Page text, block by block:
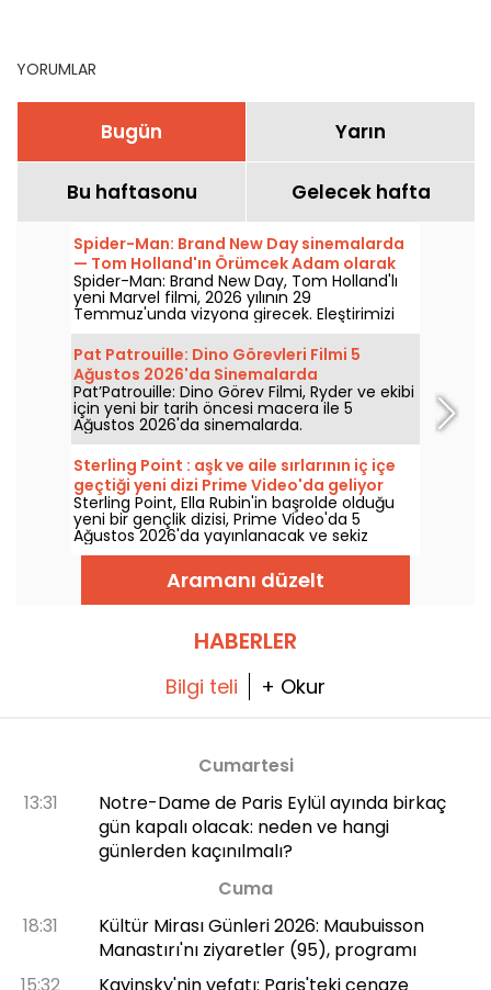
YORUMLAR
Bugün Yarın
Bu haftasonu Gelecek hafta
Spider-Man: Brand New Day sinemalarda
— Tom Holland'ın Örümcek Adam olarak
dönüşüne dair spoiler içermeyen
incelememiz
Spider-Man: Brand New Day, Tom Holland'lı
yeni Marvel filmi, 2026 yılının 29
Temmuz'unda vizyona girecek. Eleştirimizi
keşfedin!
Pat Patrouille: Dino Görevleri Filmi 5
Ağustos 2026'da Sinemalarda
Pat’Patrouille: Dino Görev Filmi, Ryder ve ekibi
için yeni bir tarih öncesi macera ile 5
Ağustos 2026'da sinemalarda.
Sterling Point : aşk ve aile sırlarının iç içe
geçtiği yeni dizi Prime Video'da geliyor
Sterling Point, Ella Rubin'in başrolde olduğu
yeni bir gençlik dizisi, Prime Video'da 5
Ağustos 2026'da yayınlanacak ve sekiz
bölümden oluşuyor.
Aramanı düzelt
HABERLER
Bilgi teli + Okur
Cumartesi
13:31
Notre-Dame de Paris Eylül ayında birkaç
gün kapalı olacak: neden ve hangi
günlerden kaçınılmalı?
Cuma
18:31
Kültür Mirası Günleri 2026: Maubuisson
Manastırı'nı ziyaretler (95), programı
15:32
Kavinsky'nin vefatı: Paris'teki cenaze